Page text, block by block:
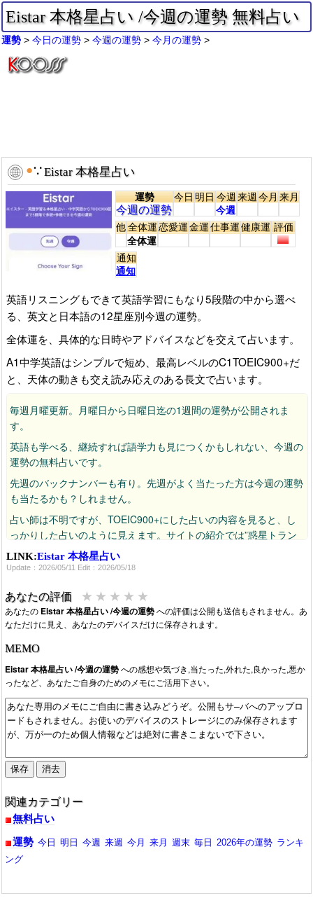
Eistar 本格星占い /今週の運勢 無料占い
運勢 今日の運勢 今週の運勢 今月の運勢
●∵Eistar 本格星占い
運勢
今週の運勢
今日明日今週
今週
来週今月来月
他全体運
全体運
恋愛運金運仕事運健康運 評価
通知
通知
英語リスニングもできて英語学習にもなり5段階の中から選べ
る、英文と日本語の12星座別今週の運勢。
全体運を、具体的な日時やアドバイスなどを交えて占います。
A1中学英語はシンプルで短め、最高レベルのC1TOEIC900+だ
と、天体の動きも交え読み応えのある長文で占います。
毎週月曜更新。月曜日から日曜日迄の1週間の運勢が公開されま
す。
英語も学べる、継続すれば語学力も見につくかもしれない、今週の
運勢の無料占いです。
先週のバックナンバーも有り。先週がよく当たった方は今週の運勢
も当たるかも？しれません。
占い師は不明ですが、TOEIC900+にした占いの内容を見ると、し
っかりした占いのように見えます。サイトの紹介では”惑星トラン
ジットに基づく本格的な西洋占星術の星読み”となっています。
Eistar は、まっすぐソフトウェアの無料占いコンテンツです。
LINK:Eistar 本格星占い
Update：2026/05/11 Edit：2026/05/18
あなたの評価 ★ ★ ★ ★ ★
あなたの Eistar 本格星占い /今週の運勢への評価は公開も送信もされません。あ
なただけに見え、あなたのデバイスだけに保存されます。
MEMO
Eistar 本格星占い /今週の運勢への感想や気づき,当たった,外れた,良かった,悪か
ったなど、あなたご自身のためのメモにご活用下さい。
関連カテゴリー
無料占い
運勢 今日 明日 今週 来週 今月 来月 週末 毎日 2026年の運勢 ランキ
ング